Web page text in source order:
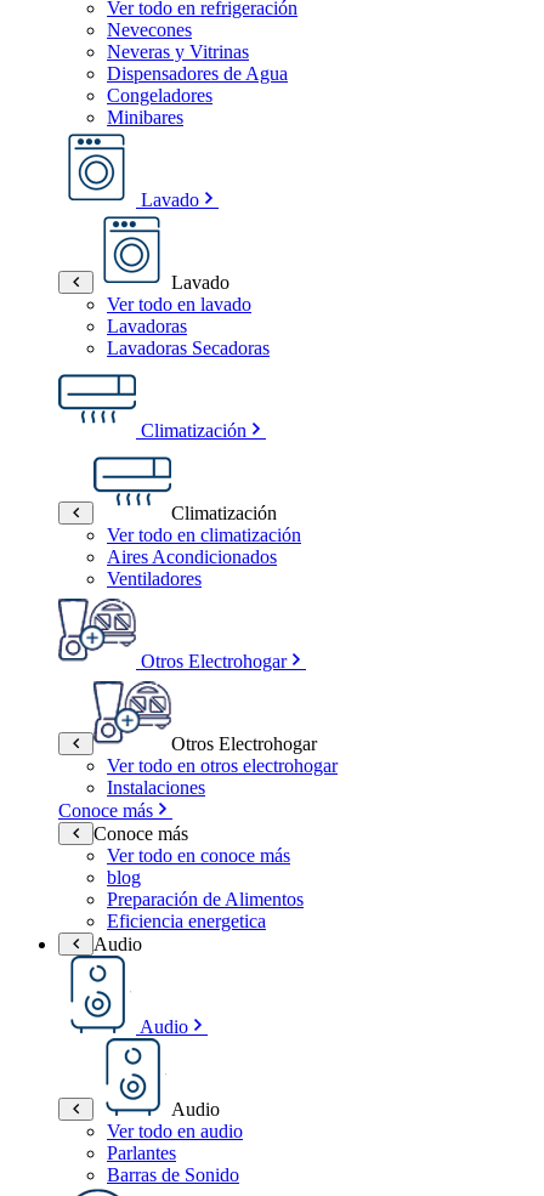
Ver todo en refrigeración
Nevecones
Neveras y Vitrinas
Dispensadores de Agua
Congeladores
Minibares
Lavado
Lavado
Ver todo en lavado
Lavadoras
Lavadoras Secadoras
Climatización
Climatización
Ver todo en climatización
Aires Acondicionados
Ventiladores
Otros Electrohogar
Otros Electrohogar
Ver todo en otros electrohogar
Instalaciones
Conoce más
Conoce más
Ver todo en conoce más
blog
Preparación de Alimentos
Eficiencia energetica
Audio
Audio
Audio
Ver todo en audio
Parlantes
Barras de Sonido